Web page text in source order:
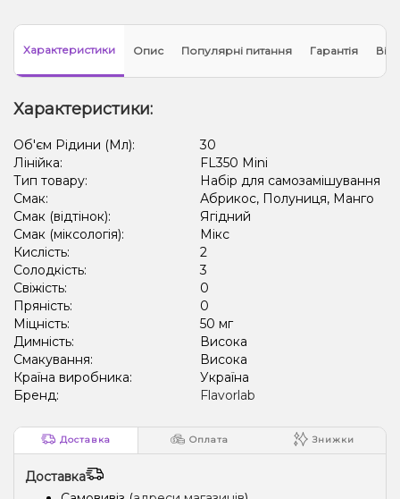
Характеристики Опис Популярні питання Гарантія
Характеристики:
Об'єм Рідини (Мл):
30
Лінійка:
FL350 Mini
Тип товару:
Набір для самозамішування
Смак:
Абрикос, Полуниця, Манго
Смак (відтінок):
Ягідний
Смак (міксологія):
Мікс
Кислість:
2
Солодкість:
3
Свіжість:
0
Пряність:
0
Міцність:
50 мг
Димність:
Висока
Смакування:
Висока
Країна виробника:
Україна
Бренд:
Flavorlab
Доставка Оплата Знижки
Доставка